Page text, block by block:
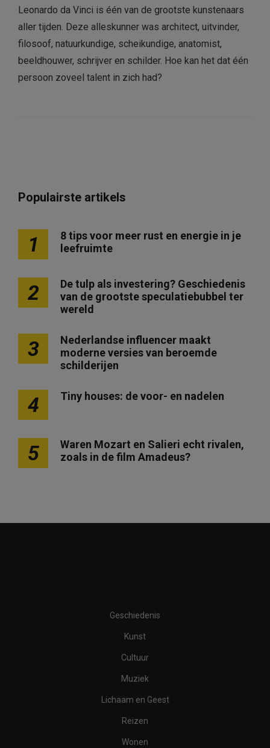
Leonardo da Vinci is één van de grootste kunstenaars
aller tijden. Deze alleskunner was architect, uitvinder,
filosoof, natuurkundige, scheikundige, anatomist,
beeldhouwer, schrijver en schilder. Hoe kan het dat één
persoon zoveel talent in zich had?
Populairste artikels
1
8 tips voor meer rust en energie in je
leefruimte
2
De tulp als investering? Geschiedenis
van de grootste speculatiebubbel ter
wereld
3
Nederlandse influencer maakt
moderne versies van beroemde
schilderijen
4 Tiny houses: de voor- en nadelen
5
Waren Mozart en Salieri echt rivalen,
zoals in de film Amadeus?
Geschiedenis
Kunst
Cultuur
Muziek
Lichaam en Geest
Reizen
Wonen